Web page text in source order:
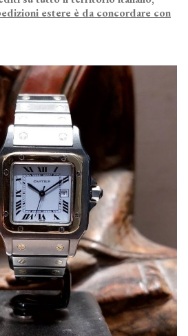
estere è da concordare con